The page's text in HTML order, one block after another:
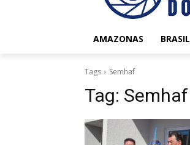
AMAZONAS BRASIL
Tags Semhaf
Tag: Semhaf